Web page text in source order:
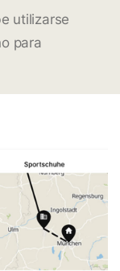
utilizarse
para